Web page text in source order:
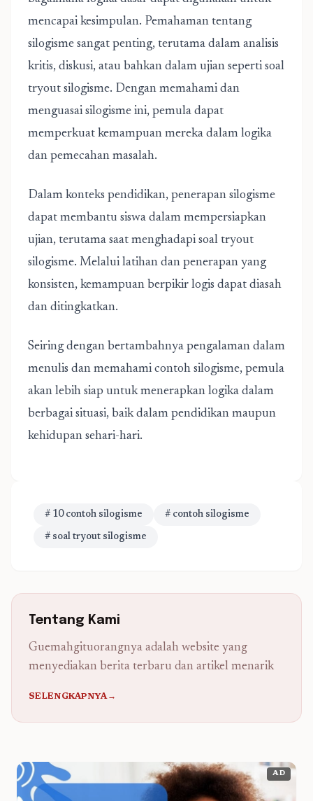
mencapai kesimpulan. Pemahaman tentang
silogisme sangat penting, terutama dalam analisis
kritis, diskusi, atau bahkan dalam ujian seperti soal
tryout silogisme. Dengan memahami dan
menguasai silogisme ini, pemula dapat
memperkuat kemampuan mereka dalam logika
dan pemecahan masalah.
Dalam konteks pendidikan, penerapan silogisme
dapat membantu siswa dalam mempersiapkan
ujian, terutama saat menghadapi soal tryout
silogisme. Melalui latihan dan penerapan yang
konsisten, kemampuan berpikir logis dapat diasah
dan ditingkatkan.
Seiring dengan bertambahnya pengalaman dalam
menulis dan memahami contoh silogisme, pemula
akan lebih siap untuk menerapkan logika dalam
berbagai situasi, baik dalam pendidikan maupun
kehidupan sehari-hari.
# 10 contoh silogisme # contoh silogisme
# soal tryout silogisme
Tentang Kami
Guemahgituorangnya adalah website yang
menyediakan berita terbaru dan artikel menarik
SELENGKAPNYA→
AD